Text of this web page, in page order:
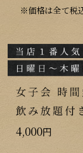
※価格は全て税
4,000円